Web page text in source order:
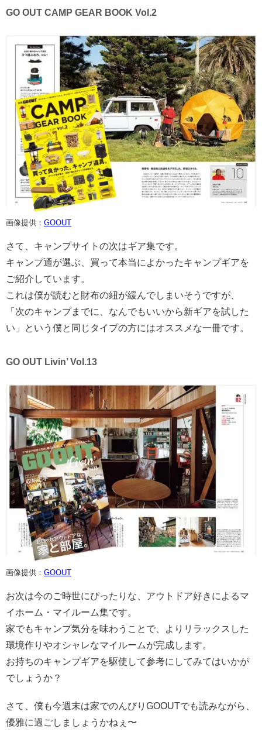
GO OUT CAMP GEAR BOOK Vol.2
画像提供： GOOUT
さて、キャンプサイトの次はギア集です。
キャンプ通が選ぶ、買って本当によかったキャンプギアを
ご紹介しています。
これは僕が読むと財布の紐が緩んでしまいそうですが、
「次のキャンプまでに、なんでもいいから新ギアを試した
い」という僕と同じタイプの方にはオススメな一冊です。
GO OUT Livin’ Vol.13
画像提供： GOOUT
お次は今のご時世にぴったりな、アウトドア好きによるマ
イホーム・マイルーム集です。
家でもキャンプ気分を味わうことで、よりリラックスした
環境作りやオシャレなマイルームが完成します。
お持ちのキャンプギアを駆使して参考にしてみてはいかが
でしょうか？
さて、僕も今週末は家でのんびりGOOUTでも読みながら、
優雅に過ごしましょうかねぇ〜